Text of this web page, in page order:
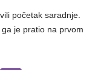
početak saradnje.
je pratio na prvom